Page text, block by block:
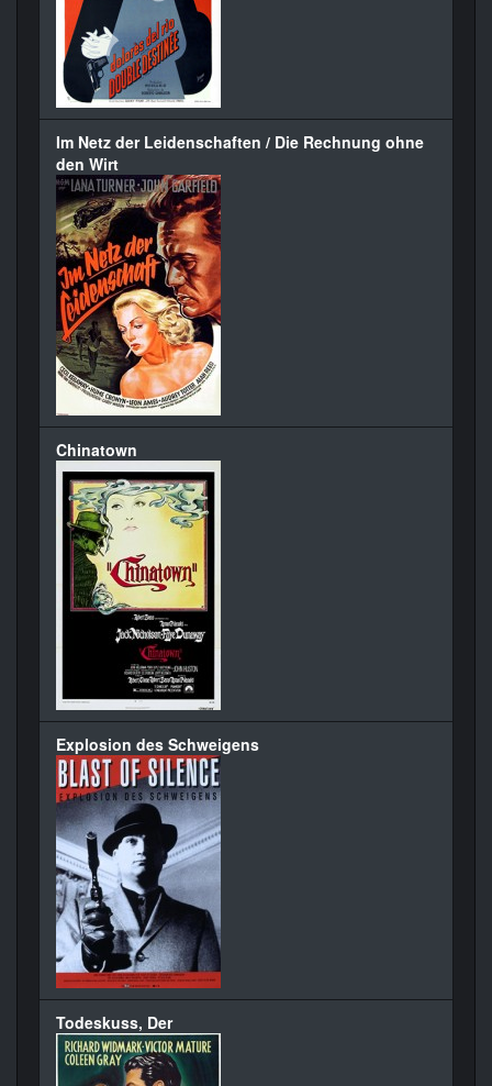
Im Netz der Leidenschaften / Die Rechnung ohne
den Wirt
Chinatown
Explosion des Schweigens
Todeskuss, Der